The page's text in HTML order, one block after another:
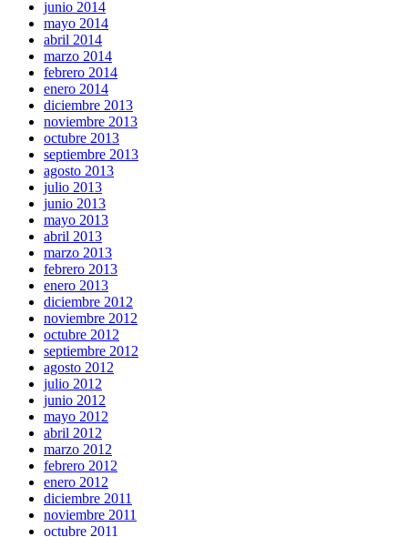
junio 2014
mayo 2014
abril 2014
marzo 2014
febrero 2014
enero 2014
diciembre 2013
noviembre 2013
octubre 2013
septiembre 2013
agosto 2013
julio 2013
junio 2013
mayo 2013
abril 2013
marzo 2013
febrero 2013
enero 2013
diciembre 2012
noviembre 2012
octubre 2012
septiembre 2012
agosto 2012
julio 2012
junio 2012
mayo 2012
abril 2012
marzo 2012
febrero 2012
enero 2012
diciembre 2011
noviembre 2011
octubre 2011